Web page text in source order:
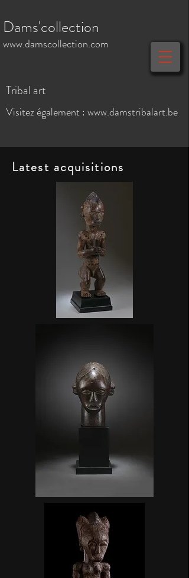
Dams'collection
www.damscollection.com
Tribal art
Visitez également : www.damstribalart.be
Latest acquisitions